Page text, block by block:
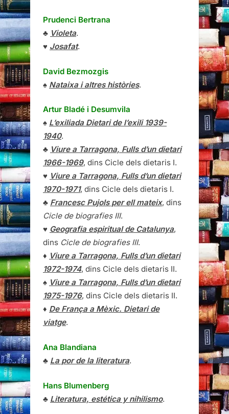
Prudenci Bertrana
♣ Violeta.
♥ Josafat.
David Bezmozgis
♠ Nataixa i altres històries.
Artur Bladé i Desumvila
♠ L’exiliada Dietari de l’exili 1939-
1940.
♣ Viure a Tarragona, Fulls d’un dietari
1966-1969, dins Cicle dels dietaris I.
♥ Viure a Tarragona, Fulls d’un dietari
1970-1971, dins Cicle dels dietaris I.
♣ Francesc Pujols per ell mateix, dins
Cicle de biografies III.
♥ Geografia espiritual de Catalunya,
dins Cicle de biografies III.
♦ Viure a Tarragona, Fulls d’un dietari
1972-1974, dins Cicle dels dietaris II.
♠ Viure a Tarragona, Fulls d’un dietari
1975-1976, dins Cicle dels dietaris II.
♦ De França a Mèxic. Dietari de
viatge.
Ana Blandiana
♣ La por de la literatura.
Hans Blumenberg
♣ Literatura, estética y nihilismo.